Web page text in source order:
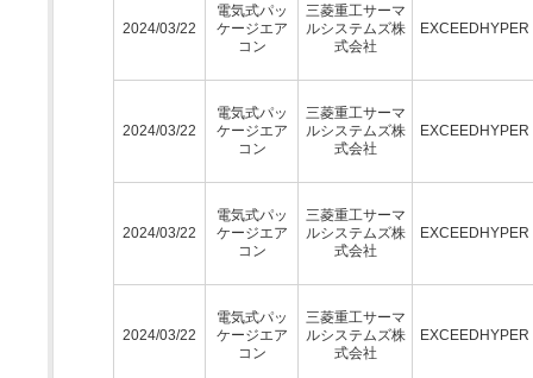
2024/03/22
電気式パッ
ケージエア
コン
三菱重工サーマ
ルシステムズ株
式会社
EXCEEDHYPER
2024/03/22
電気式パッ
ケージエア
コン
三菱重工サーマ
ルシステムズ株
式会社
EXCEEDHYPER
2024/03/22
電気式パッ
ケージエア
コン
三菱重工サーマ
ルシステムズ株
式会社
EXCEEDHYPER
2024/03/22
電気式パッ
ケージエア
コン
三菱重工サーマ
ルシステムズ株
式会社
EXCEEDHYPER